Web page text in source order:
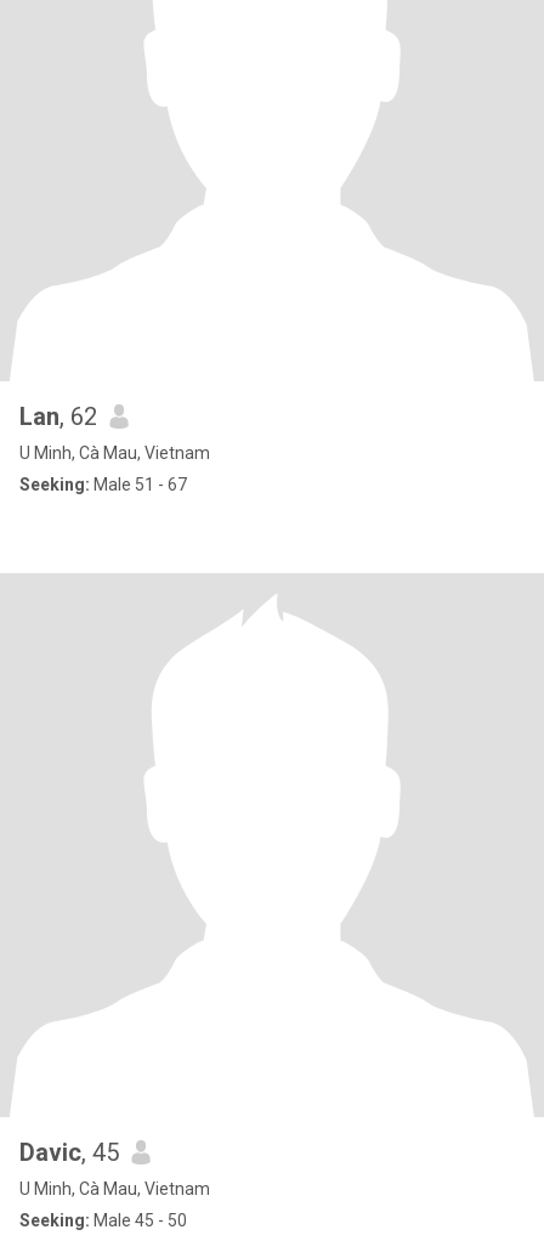
Lan, 62
U Minh, Cà Mau, Vietnam
Seeking: Male 51 - 67
Davic, 45
U Minh, Cà Mau, Vietnam
Seeking: Male 45 - 50